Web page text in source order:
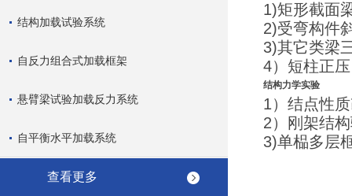
结构加载试验系统
自反力组合式加载框架
悬臂梁试验加载反力系统
自平衡水平加载系统
查看更多
1)矩形截面
2)受弯构件
3)其它类梁
4）短柱正
结构力学实验
1）结点性
2）刚架结
3)单榀多层